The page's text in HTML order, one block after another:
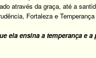
através da graça, até a
Fortaleza e
ela ensina a temperança e